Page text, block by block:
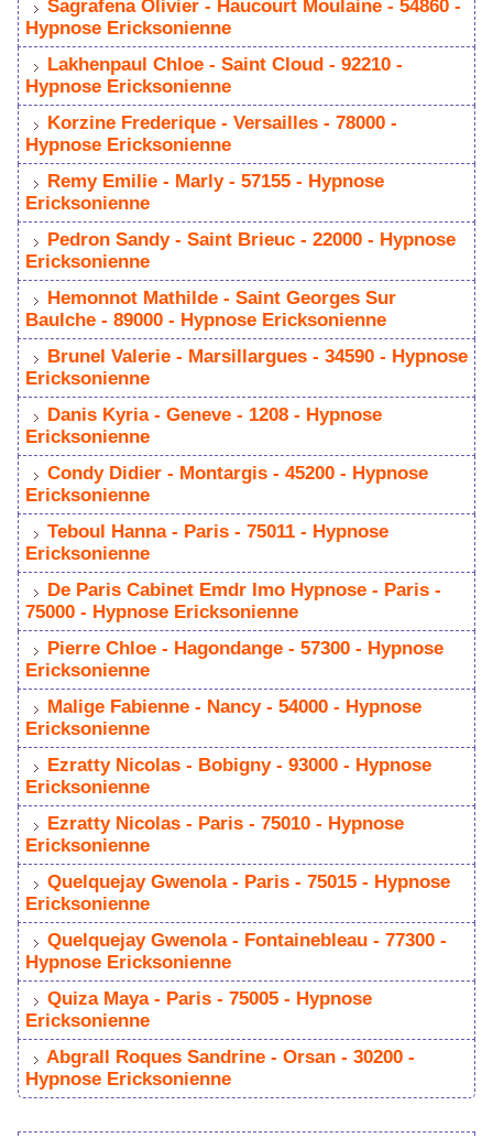
Sagrafena Olivier - Haucourt Moulaine - 54860 -
Hypnose Ericksonienne
Lakhenpaul Chloe - Saint Cloud - 92210 -
Hypnose Ericksonienne
Korzine Frederique - Versailles - 78000 -
Hypnose Ericksonienne
Remy Emilie - Marly - 57155 - Hypnose
Ericksonienne
Pedron Sandy - Saint Brieuc - 22000 - Hypnose
Ericksonienne
Hemonnot Mathilde - Saint Georges Sur
Baulche - 89000 - Hypnose Ericksonienne
Brunel Valerie - Marsillargues - 34590 - Hypnose
Ericksonienne
Danis Kyria - Geneve - 1208 - Hypnose
Ericksonienne
Condy Didier - Montargis - 45200 - Hypnose
Ericksonienne
Teboul Hanna - Paris - 75011 - Hypnose
Ericksonienne
De Paris Cabinet Emdr Imo Hypnose - Paris -
75000 - Hypnose Ericksonienne
Pierre Chloe - Hagondange - 57300 - Hypnose
Ericksonienne
Malige Fabienne - Nancy - 54000 - Hypnose
Ericksonienne
Ezratty Nicolas - Bobigny - 93000 - Hypnose
Ericksonienne
Ezratty Nicolas - Paris - 75010 - Hypnose
Ericksonienne
Quelquejay Gwenola - Paris - 75015 - Hypnose
Ericksonienne
Quelquejay Gwenola - Fontainebleau - 77300 -
Hypnose Ericksonienne
Quiza Maya - Paris - 75005 - Hypnose
Ericksonienne
Abgrall Roques Sandrine - Orsan - 30200 -
Hypnose Ericksonienne